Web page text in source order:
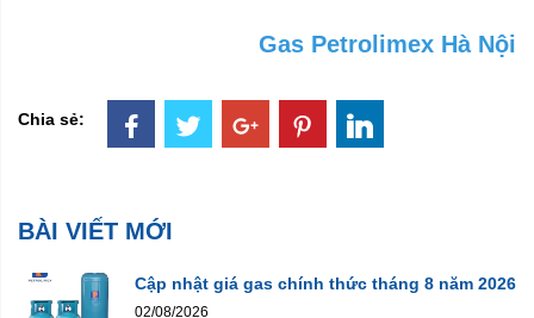
Gas Petrolimex Hà Nội
Chia sẻ:
BÀI VIẾT MỚI
Cập nhật giá gas chính thức tháng 8 năm 2026
02/08/2026